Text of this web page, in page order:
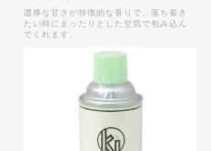
濃厚な甘さが特徴的な香りで、落ち着き
たい時にまったりとした空気で包み込ん
でくれます。